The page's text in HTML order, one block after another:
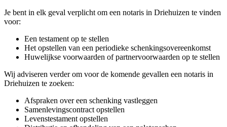
Je bent in elk geval verplicht om een notaris in Driehuizen te vinden
voor:
Een testament op te stellen
Het opstellen van een periodieke schenkingsovereenkomst
Huwelijkse voorwaarden of partnervoorwaarden op te stellen
Wij adviseren verder om voor de komende gevallen een notaris in
Driehuizen te zoeken:
Afspraken over een schenking vastleggen
Samenlevingscontract opstellen
Levenstestament opstellen